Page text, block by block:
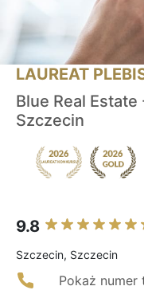
LAUREAT
Blue Real
Szczecin
9.8
Szczecin, Szczecin
Pokaż numer